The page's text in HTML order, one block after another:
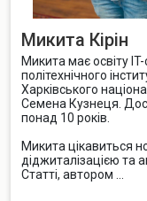
Микита Кірін
Микита має освіту IT-
політехнічного
Харківського
Семена Кузнеця.
понад 10 років.
Микита цікавиться
діджиталізацією та
Статті, автором ...